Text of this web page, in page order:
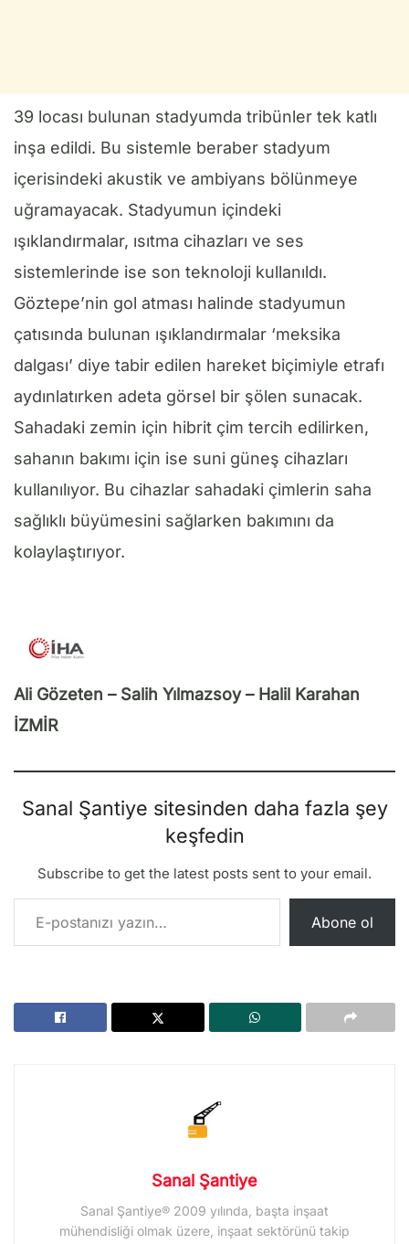
39 locası bulunan stadyumda tribünler tek katlı
inşa edildi. Bu sistemle beraber stadyum
içerisindeki akustik ve ambiyans bölünmeye
uğramayacak. Stadyumun içindeki
ışıklandırmalar, ısıtma cihazları ve ses
sistemlerinde ise son teknoloji kullanıldı.
Göztepe’nin gol atması halinde stadyumun
çatısında bulunan ışıklandırmalar ‘meksika
dalgası’ diye tabir edilen hareket biçimiyle etrafı
aydınlatırken adeta görsel bir şölen sunacak.
Sahadaki zemin için hibrit çim tercih edilirken,
sahanın bakımı için ise suni güneş cihazları
kullanılıyor. Bu cihazlar sahadaki çimlerin saha
sağlıklı büyümesini sağlarken bakımını da
kolaylaştırıyor.
Ali Gözeten – Salih Yılmazsoy – Halil Karahan
İZMİR
Sanal Şantiye sitesinden daha fazla şey
keşfedin
Subscribe to get the latest posts sent to your email.
E-postanızı yazın…
Abone ol
Sanal Şantiye
Sanal Şantiye® 2009 yılında, başta inşaat
mühendisliği olmak üzere, inşaat sektörünü takip